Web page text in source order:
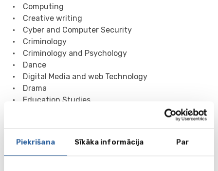
Piekrišana Sīkāka informācija Par
• Computing
• Creative writing
• Cyber and Computer Security
• Criminology
• Criminology and Psychology
• Dance
• Digital Media and web Technology
• Drama
• Education Studies
• Ecology and Environmental Science
• Events Management